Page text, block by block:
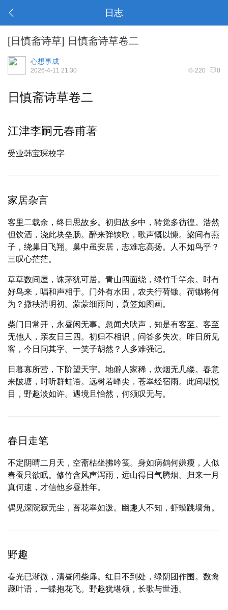
日志
[日慎斋诗草] 日慎斋诗草卷二
心想事成
220 0
2026-4-11 21:30
日慎斋诗草卷二
江津李嗣元春甫著
受业韩宝琛校字
家居杂言
客里二载余，终日思故乡。初归故乡中，转觉多彷徨。浩然
但饮酒，浇此块垒肠。醉来弹铗歌，歌声慨以慷。梁间有燕
子，绕巢日飞翔。巢中虽安居，志难忘高扬。人不如鸟乎？
三叹心茫茫。
草草数间屋，诛茅犹可居。青山四面绕，绿竹千竿余。时有
好鸟来，唱和声相于。门外有水田，农夫行荷锄。荷锄将何
为？撒秧清明初。蒙蒙细雨间，蓑笠如图画。
柴门日常开，永昼闲无事。忽闻犬吠声，知是有客至。客至
无他人，亲友日三四。初归不相识，问答多失次。昨日所见
客，今日问其字。一笑子胡然？人多难强记。
日暮寡所营，下阶望天宇。地僻人家稀，炊烟无几缕。春意
来陂塘，时听群蛙语。远树若峰尖，苍翠经宿雨。此间堪悦
目，野趣淡如许。遇境且怡然，何须叹无与。
春日走笔
不定阴晴二月天，空斋枯坐拂吟笺。身如病鹤何嫌瘦，人似
春蚕只欲眠。修竹含风声泻雨，远山得日气腾烟。归来一月
真何速，才信他乡昼胜年。
偶见深院寂无尘，苔花翠如泼。幽趣人不知，虾蟆跳墙角。
野趣
春光已渐微，清昼闭柴扉。红日不到处，绿阴团作围。数禽
藏叶语，一蝶抱花飞。野趣犹堪领，长歌与世违。